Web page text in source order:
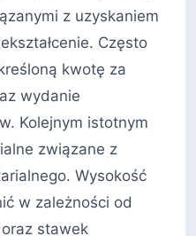
z uzyskaniem
Często
kwotę za
wydanie
Kolejnym istotnym
związane z
Wysokość
w zależności od
stawek